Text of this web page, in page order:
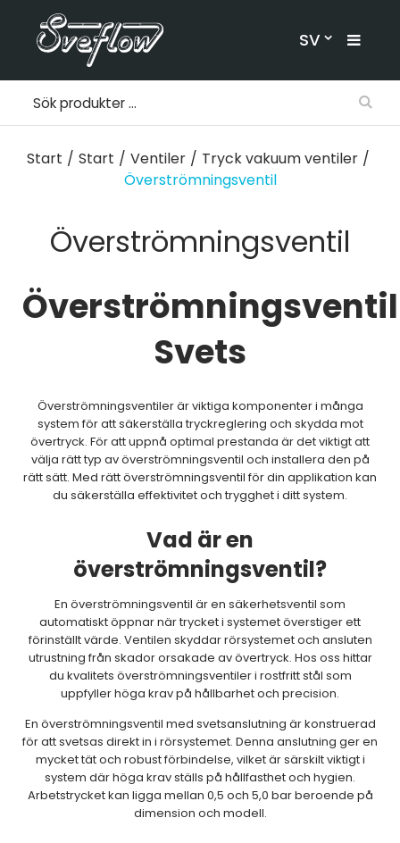
SV
Start / Start / Ventiler / Tryck vakuum ventiler /
Överströmningsventil
Överströmningsventil
Överströmningsventil
Svets
Överströmningsventiler är viktiga komponenter i många
system för att säkerställa tryckreglering och skydda mot
övertryck. För att uppnå optimal prestanda är det viktigt att
välja rätt typ av överströmningsventil och installera den på
rätt sätt. Med rätt överströmningsventil för din applikation kan
du säkerställa effektivitet och trygghet i ditt system.
Vad är en
överströmningsventil?
En överströmningsventil är en säkerhetsventil som
automatiskt öppnar när trycket i systemet överstiger ett
förinställt värde. Ventilen skyddar rörsystemet och ansluten
utrustning från skador orsakade av övertryck. Hos oss hittar
du kvalitets överströmningsventiler i rostfritt stål som
uppfyller höga krav på hållbarhet och precision.
En överströmningsventil med svetsanslutning är konstruerad
för att svetsas direkt in i rörsystemet. Denna anslutning ger en
mycket tät och robust förbindelse, vilket är särskilt viktigt i
system där höga krav ställs på hållfasthet och hygien.
Arbetstrycket kan ligga mellan 0,5 och 5,0 bar beroende på
dimension och modell.